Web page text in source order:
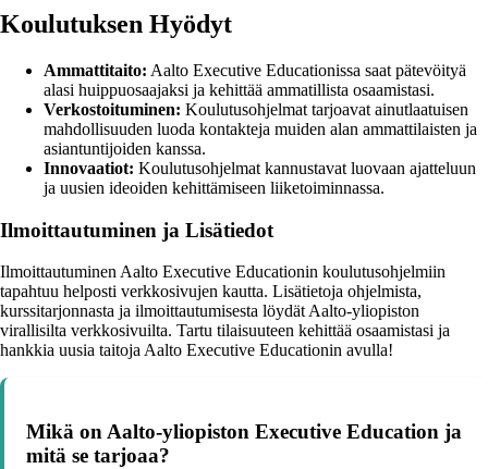
Koulutuksen Hyödyt
Ammattitaito: Aalto Executive Educationissa saat pätevöityä
alasi huippuosaajaksi ja kehittää ammatillista osaamistasi.
Verkostoituminen: Koulutusohjelmat tarjoavat ainutlaatuisen
mahdollisuuden luoda kontakteja muiden alan ammattilaisten ja
asiantuntijoiden kanssa.
Innovaatiot: Koulutusohjelmat kannustavat luovaan ajatteluun
ja uusien ideoiden kehittämiseen liiketoiminnassa.
Ilmoittautuminen ja Lisätiedot
Ilmoittautuminen Aalto Executive Educationin koulutusohjelmiin
tapahtuu helposti verkkosivujen kautta. Lisätietoja ohjelmista,
kurssitarjonnasta ja ilmoittautumisesta löydät Aalto-yliopiston
virallisilta verkkosivuilta. Tartu tilaisuuteen kehittää osaamistasi ja
hankkia uusia taitoja Aalto Executive Educationin avulla!
Mikä on Aalto-yliopiston Executive Education ja
mitä se tarjoaa?